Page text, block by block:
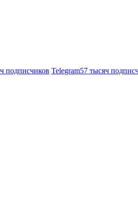
подписчиков Telegram57 тысяч